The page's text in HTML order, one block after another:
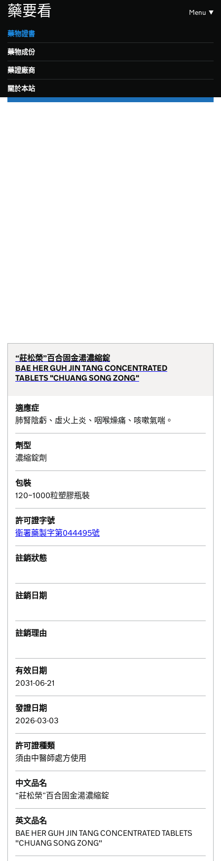
藥要看 Menu
藥物證書
藥物成份
藥證廠商
關於本站
“莊松榮”百合固金湯濃縮錠
BAE HER GUH JIN TANG CONCENTRATED
TABLETS "CHUANG SONG ZONG"
適應症
肺腎陰虧、虛火上炎、咽喉燥痛、咳嗽氣喘。
劑型
濃縮錠劑
包裝
120~1000粒塑膠瓶裝
許可證字號
衛署藥製字第044495號
註銷狀態
註銷日期
註銷理由
有效日期
2031-06-21
發證日期
2026-03-03
許可證種類
須由中醫師處方使用
中文品名
“莊松榮”百合固金湯濃縮錠
英文品名
BAE HER GUH JIN TANG CONCENTRATED TABLETS
"CHUANG SONG ZONG"